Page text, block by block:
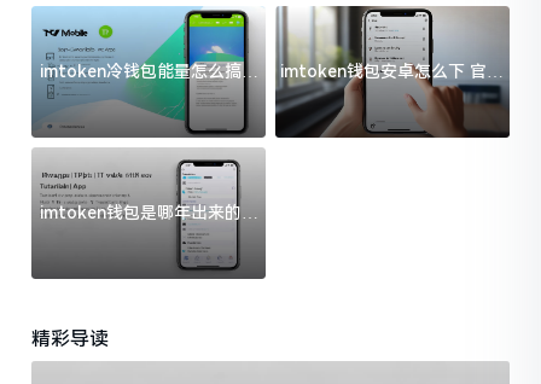
imtoken冷钱包能量怎么搞？
过来人告诉你门道
imtoken钱包安卓怎么下 官方
渠道避坑指南
imtoken钱包是哪年出来的？
一文给你说清楚
精彩导读